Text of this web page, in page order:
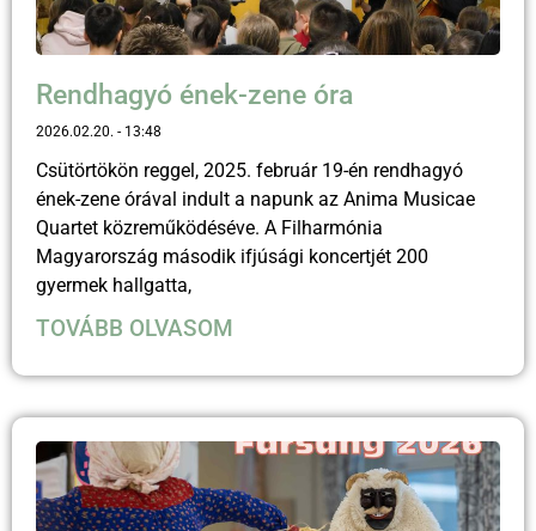
Rendhagyó ének-zene óra
2026.02.20. 13:48
Csütörtökön reggel, 2025. február 19-én rendhagyó
ének-zene órával indult a napunk az Anima Musicae
Quartet közreműködéséve. A Filharmónia
Magyarország második ifjúsági koncertjét 200
gyermek hallgatta,
TOVÁBB OLVASOM